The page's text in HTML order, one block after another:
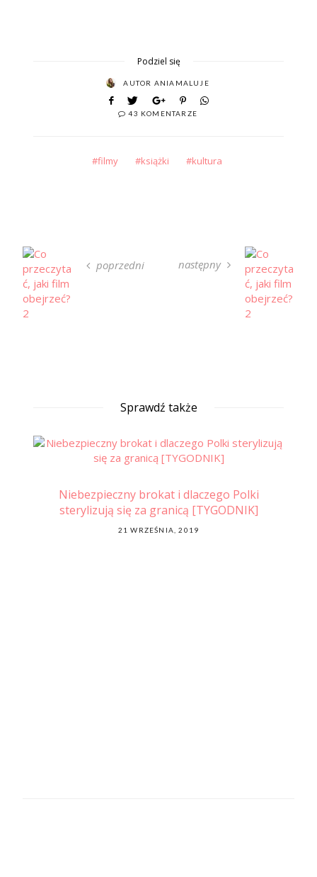
Podziel się
AUTOR ANIAMALUJE
43 KOMENTARZE
filmy książki kultura
poprzedni następny
Sprawdź także
Niebezpieczny brokat i dlaczego Polki
sterylizują się za granicą [TYGODNIK]
POSTED
21 WRZEŚNIA, 2019